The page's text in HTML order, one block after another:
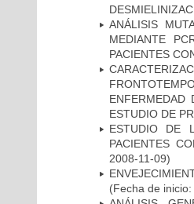
ANÁLISIS
MEDIANTE
PACIENTES
ENFERMEDAD
ESTUDIO DE
ESTUDIO DE
PACIENTES
2008-11-09)
(Fecha de